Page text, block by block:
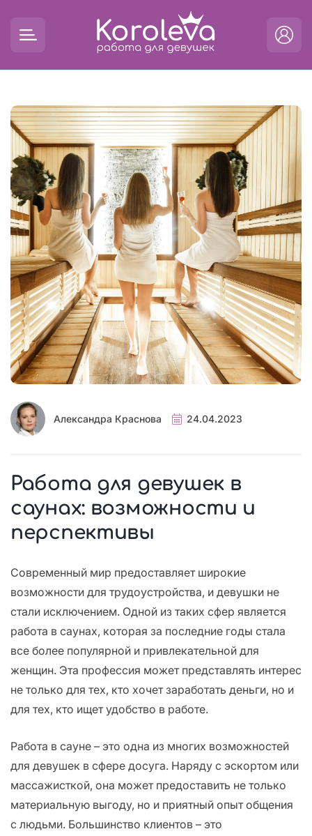
Александра Краснова 24.04.2023
Работа для девушек в
саунах: возможности и
перспективы
Современный мир предоставляет широкие
возможности для трудоустройства, и девушки не
стали исключением. Одной из таких сфер является
работа в саунах, которая за последние годы стала
все более популярной и привлекательной для
женщин. Эта профессия может представлять интерес
не только для тех, кто хочет заработать деньги, но и
для тех, кто ищет удобство в работе.
Работа в сауне – это одна из многих возможностей
для девушек в сфере досуга. Наряду с эскортом или
массажисткой, она может предоставить не только
материальную выгоду, но и приятный опыт общения
с людьми. Большинство клиентов – это